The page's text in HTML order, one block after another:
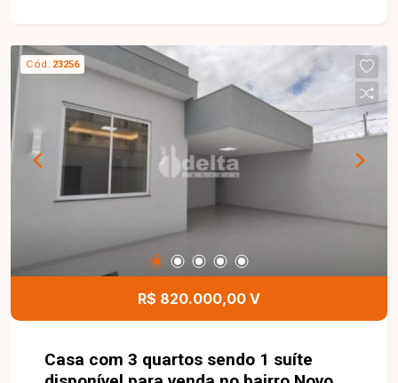
concertina e vídeo porteiro e 2 vagas de
garagem. Agende agora mesmo uma visita e
venha conhecer pessoalmente todos os detalhes
deste incrível imóvel. Estamos à disposição para
esclarecer suas dúvidas e auxiliar em todo o
processo. Entre em contato conosco pelo
telefone ou WhatsApp no número (34) 3230-9900
ou venha conhecer nosso espaço e conversar
pessoalmente com um consultor que irá te
auxiliar na busca pelo imóvel que você busca.
Temos 3 unidades para te receber, no Centro,
Zona Sul ou Zona Leste:
Cód. 23256
R$ 820.000,00 V
Casa com 3 quartos sendo 1 suíte